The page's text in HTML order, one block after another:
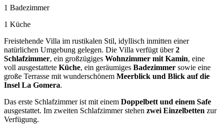
1 Badezimmer
1 Küche
Freistehende Villa im rustikalen Stil, idyllisch inmitten einer
natürlichen Umgebung gelegen. Die Villa verfügt über2
Schlafzimmer, ein großzügiges Wohnzimmer mit Kamin, eine
voll ausgestattete Küche, ein geräumiges Badezimmer sowie eine
große Terrasse mit wunderschönem Meerblick und Blick auf die
Insel La Gomera.
Das erste Schlafzimmer ist mit einem Doppelbett und einem Safe
ausgestattet. Im zweiten Schlafzimmer stehen zwei Einzelbetten zur
Verfügung.